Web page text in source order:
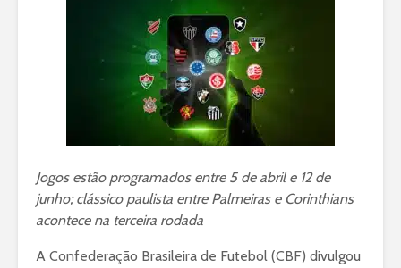
Jogos estão programados entre 5 de abril e 12 de
junho; clássico paulista entre Palmeiras e Corinthians
acontece na terceira rodada
A Confederação Brasileira de Futebol (CBF) divulgou